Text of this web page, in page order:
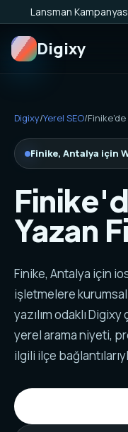
Digixy
Digixy/Yerel SEO/Finike'de
Finike, Antalya için
Yazan
Finike, Antalya için
işletmelere
yazılım odaklı
yerel arama niyeti,
ilgili ilçe